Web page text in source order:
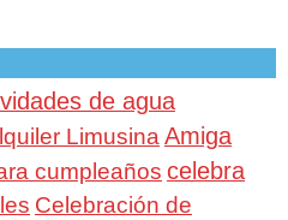
de agua
Limusina Amiga
cumpleaños celebra
Celebración de